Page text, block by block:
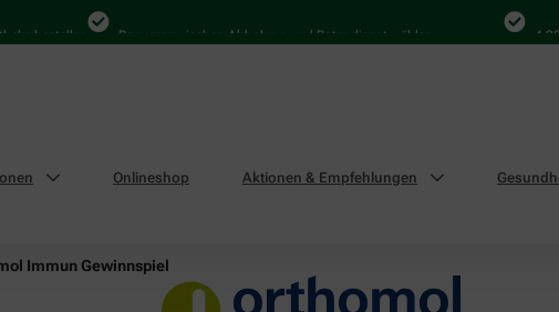
Bequem zwischen Abholung und Botendienst wählen 4.000
Onlineshop Aktionen & Empfehlungen
Immun Gewinnspiel